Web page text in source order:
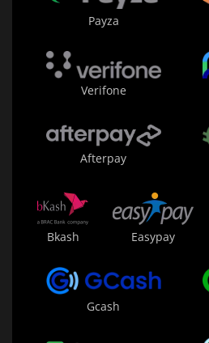
Payza
Verifone
Afterpay
Bkash Easypay
Gcash